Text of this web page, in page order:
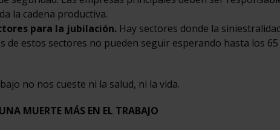
la cadena productiva.
para la jubilación.Hay sectores donde la
de estos sectores no pueden seguir esperando hasta los
no nos cueste ni la salud, ni la vida.
MUERTE MÁS EN EL TRABAJO